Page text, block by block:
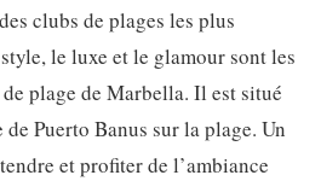
clubs de plages les plus
le luxe et le glamour sont les
plage de Marbella. Il est situé
Puerto Banus sur la plage. Un
et profiter de l’ambiance